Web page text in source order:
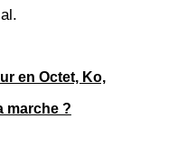
en Octet, Ko,
marche ?